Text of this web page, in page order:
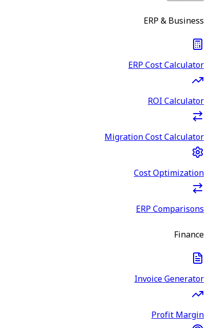
ERP & Business
ERP Cost Calculator
ROI Calculator
Migration Cost Calculator
Cost Optimization
ERP Comparisons
Finance
Invoice Generator
Profit Margin